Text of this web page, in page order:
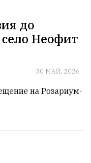
до
Неофит
30 МАЙ, 2026
на Розариум-